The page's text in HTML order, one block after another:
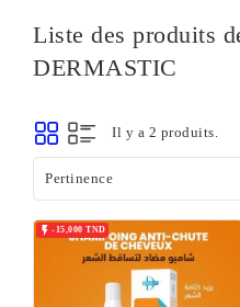
Liste des produits
DERMASTIC
Il y a 2 produits.
Pertinence
 -15,000 TND